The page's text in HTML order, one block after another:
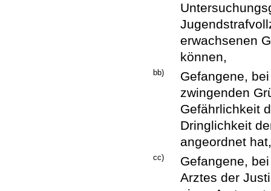
erwachsenen
können,
bb)
Gefangene,
zwingenden
Gefährlichkeit
Dringlichkeit
angeordnet hat,
cc)
Gefangene,
Arztes der